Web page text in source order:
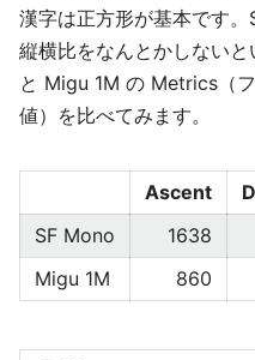
漢字は正方形が基本です
縦横比をなんとかしない
と Migu 1M の Metrics（
値）を比べてみます。
Ascent
SF Mono
1638
Migu 1M
860